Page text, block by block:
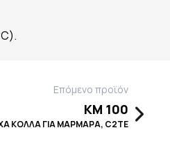
Επόμενο προϊόν
KM 100
ΚΟΛΛΑ ΓΙΑ ΜΑΡΜΑΡΑ, C2TE